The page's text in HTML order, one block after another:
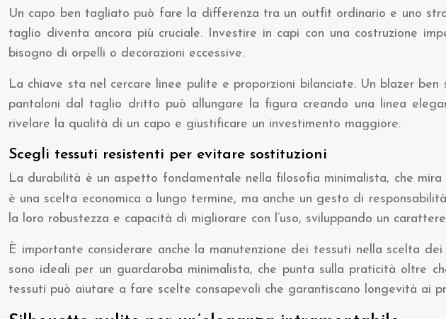
Un capo ben tagliato può fare la differenza tra un outfit ordinario e uno
taglio diventa ancora più cruciale. Investire in capi con una costruzione
bisogno di orpelli o decorazioni eccessive.
La chiave sta nel cercare linee pulite e proporzioni bilanciate. Un blazer
pantaloni dal taglio dritto può allungare la figura creando una linea
rivelare la qualità di un capo e giustificare un investimento maggiore.
Scegli tessuti resistenti per evitare sostituzioni
La durabilità è un aspetto fondamentale nella filosofia minimalista, che
è una scelta economica a lungo termine, ma anche un gesto di
la loro robustezza e capacità di migliorare con l’uso, sviluppando un
È importante considerare anche la manutenzione dei tessuti nella scelta
sono ideali per un guardaroba minimalista, che punta sulla praticità oltre
tessuti può aiutare a fare scelte consapevoli che garantiscano longevità ai